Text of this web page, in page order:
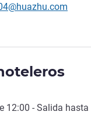
de contacto
12:00 - Salida hasta